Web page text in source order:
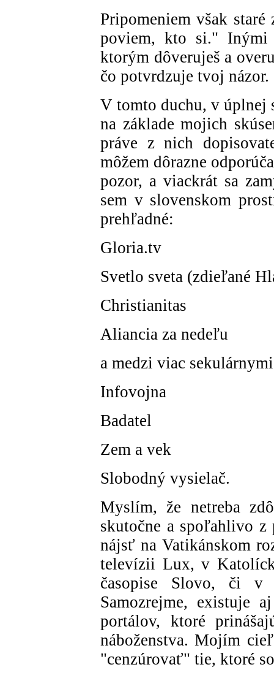
Pripomeniem však
poviem, kto si." Inými
ktorým dôveruješ a
čo potvrdzuje tvoj názor.
V tomto duchu, v úplnej
na základe mojich
práve z nich
môžem dôrazne
pozor, a viackrát sa
sem v slovenskom
prehľadné:
Gloria.tv
Svetlo sveta (zdieľané
Christianitas
Aliancia za nedeľu
a medzi viac sekulárnymi
Infovojna
Badatel
Zem a vek
Slobodný vysielač.
Myslím, že netreba
skutočne a spoľahlivo
nájsť na Vatikánskom
televízii Lux, v
časopise Slovo, či v
Samozrejme, existuje
portálov, ktoré
náboženstva. Mojím
"cenzúrovať" tie, ktoré